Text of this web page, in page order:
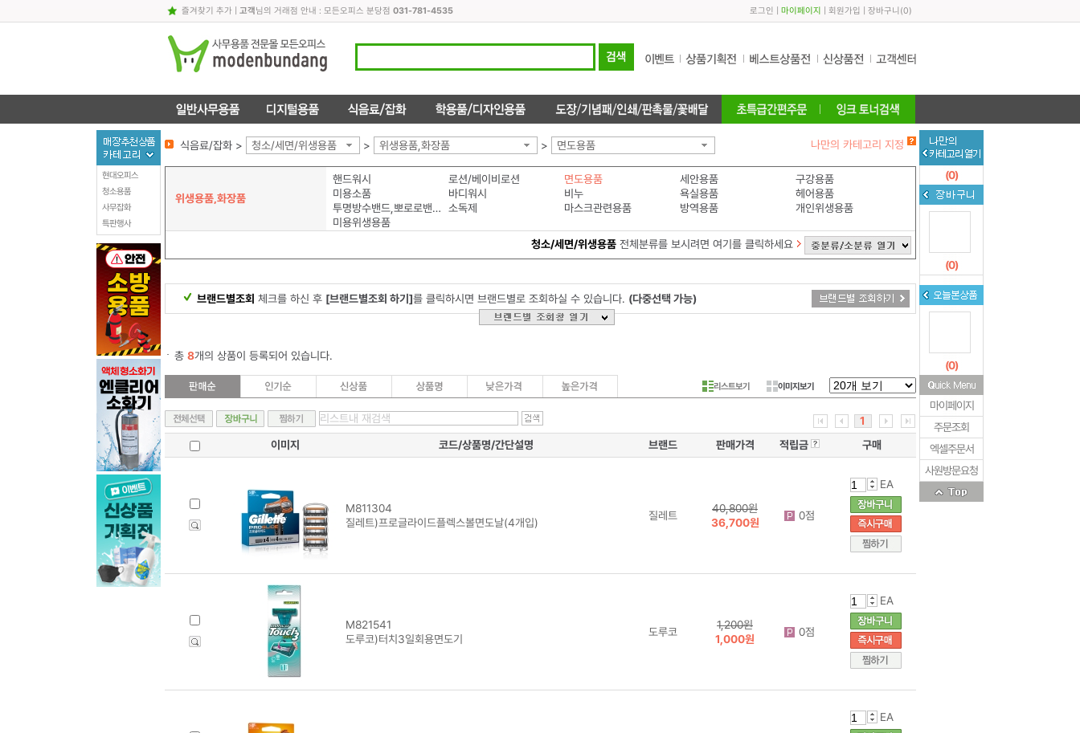
즐겨찾기 추가| 고객님의 거래점 안내 : 모든오피스 분당점 031-781-4535 로그인 마이페이지 회원가입 장바구니 (0)
식음료/잡화 > 청소/세면/위생용품 > 위생용품,화장품 > 면도용품 나만의 카테고리 지정
위생용품,화장품
핸드워시 로션/베이비로션 면도용품 세안용품
구강용품
미용소품
바디워시 비누 욕실용품
헤어용품
투명방수밴드,뽀로로밴드
소독제 마스크관련용품 방역용품
개인위생용품
미용위생용품
청소/세면/위생용품전체분류를 보시려면 여기를 클릭하세요
브랜드별조회 체크를 하신 후 [브랜드별조회 하기]를 클릭하시면 브랜드별로 조회하실 수 있습니다. (다중선택 가능)
총 8개의 상품이 등록되어 있습니다.
리스트보기 이미지보기
1
이미지
코드/상품명/간단설명 브랜드 판매가격 적립금 구매
M811304
질레트)프로글라이드플렉스볼면도날(4개입)
질레트
40,800원
36,700원
0점
EA
M821541
도루코)터치3일회용면도기
도루코
1,200원
1,000원
0점
EA
EA
현대오피스
청소용품
사무잡화
특판행사
(0)
(0)
(0)
마이페이지
주문조회
엑셀주문서
사원방문요청